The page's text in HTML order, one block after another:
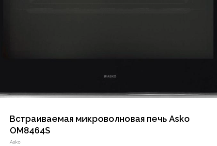
Встраиваемая микроволновая печь Asko
OM8464S
Asko